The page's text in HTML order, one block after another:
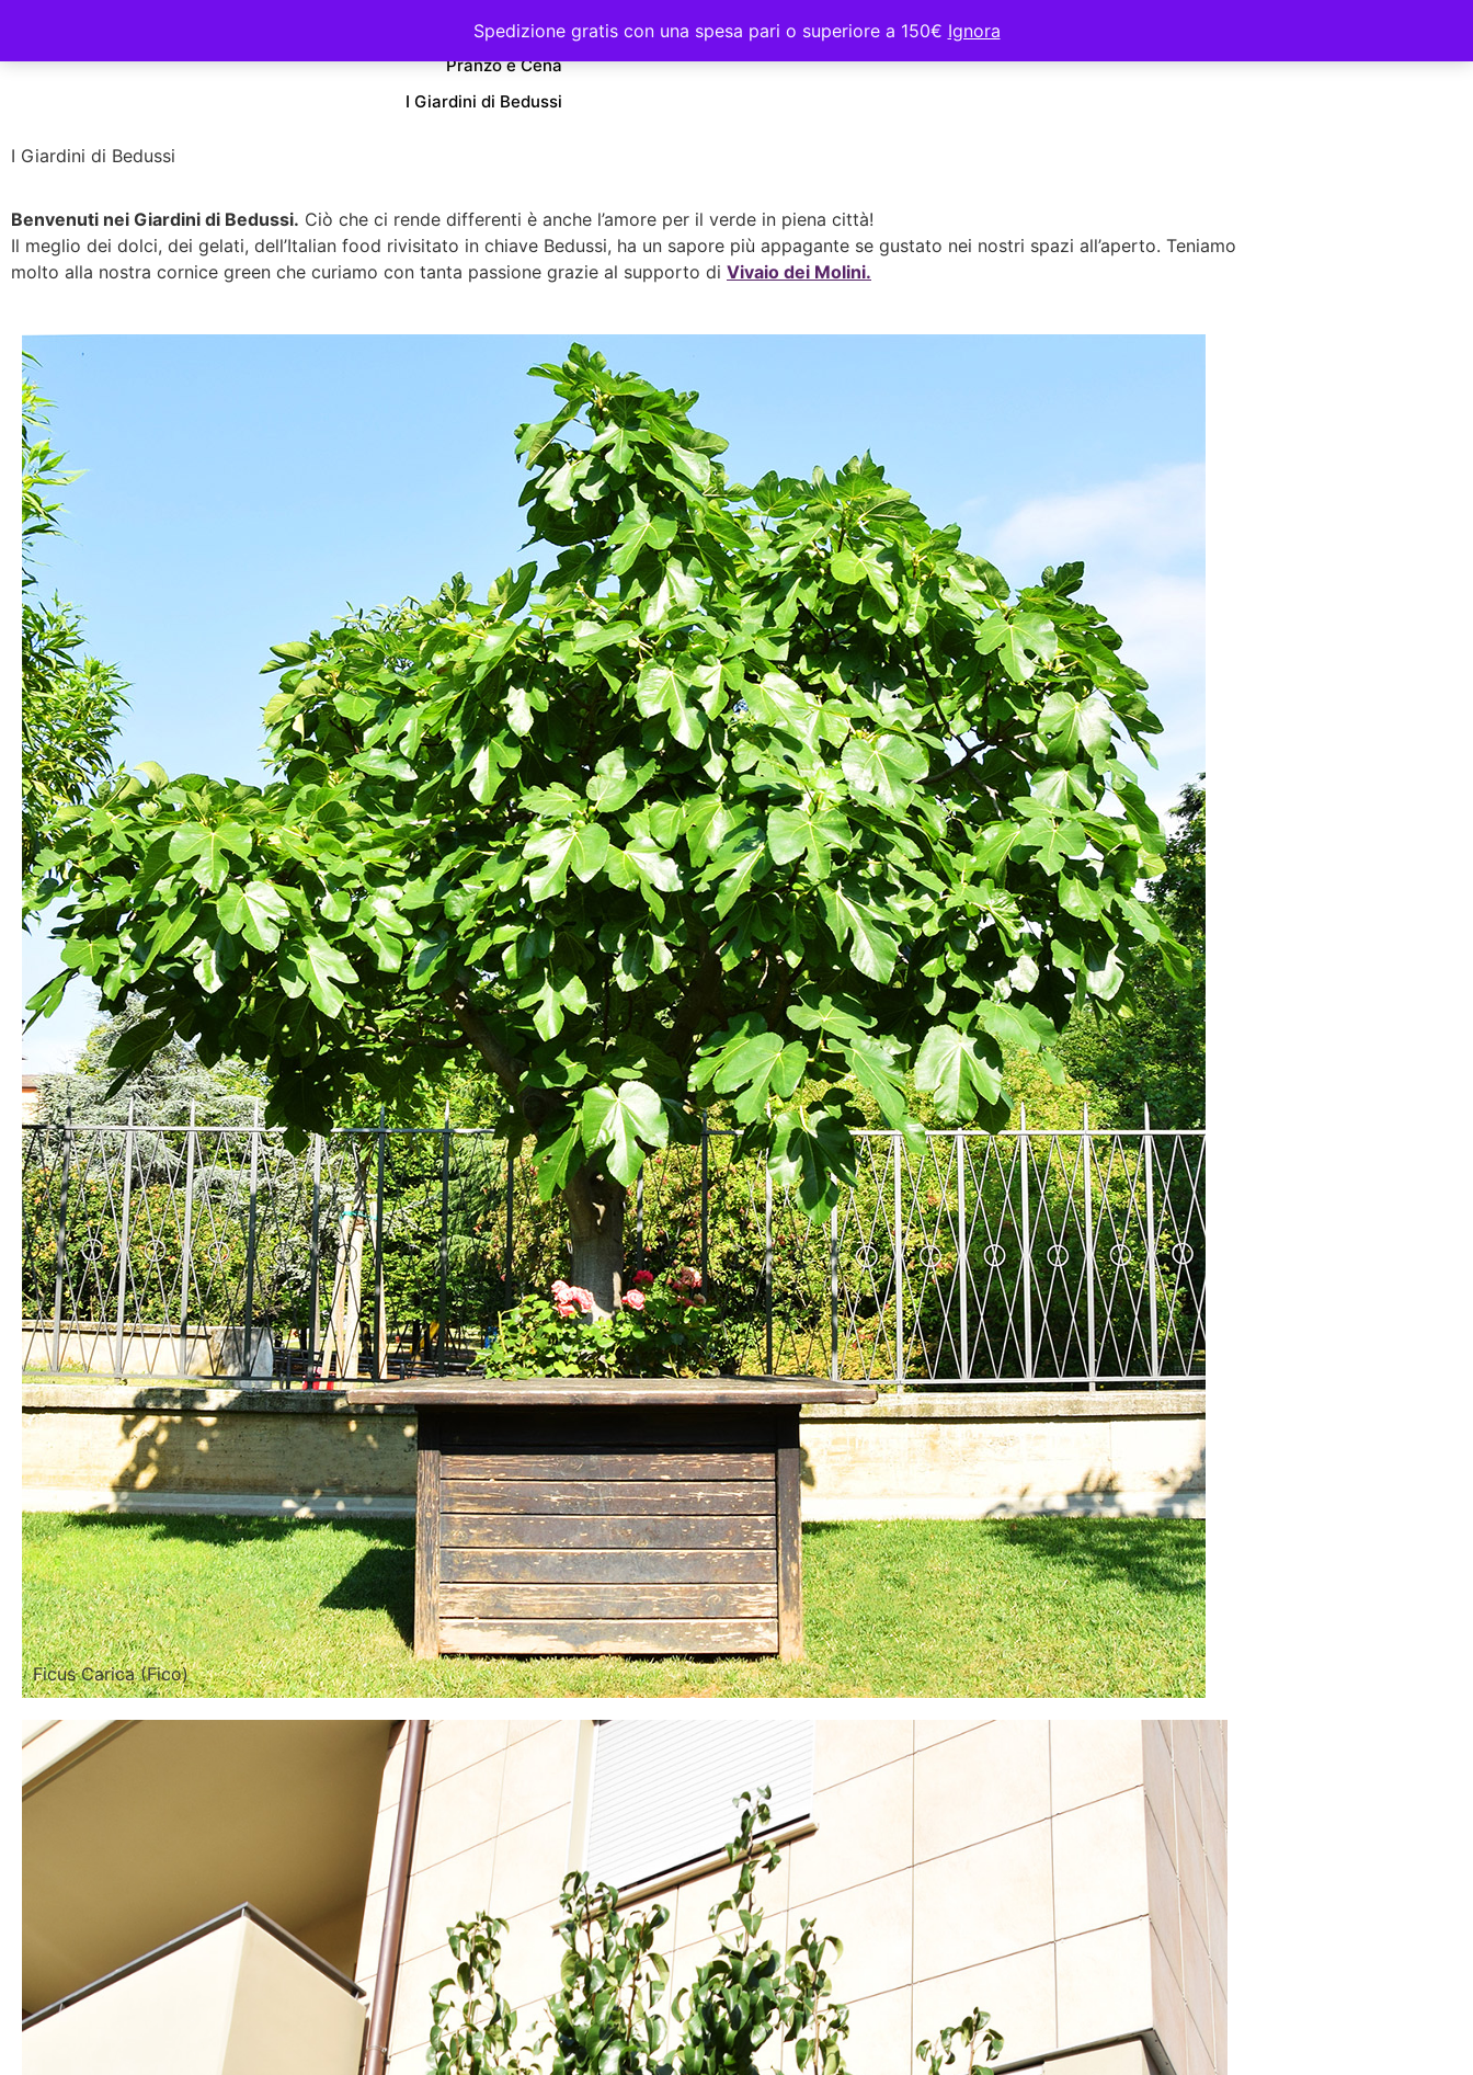
Spedizione gratis con una spesa pari o superiore a 150€ Ignora
Gelateria
Pranzo e Cena
I Giardini di Bedussi
SHOP 0
I Giardini di Bedussi
Benvenuti nei Giardini di Bedussi. Ciò che ci rende differenti è anche l’amore per il verde in piena città!
Il meglio dei dolci, dei gelati, dell’Italian food rivisitato in chiave Bedussi, ha un sapore più appagante se gustato nei nostri spazi all’aperto. Teniamo
molto alla nostra cornice green che curiamo con tanta passione grazie al supporto di Vivaio dei Molini.
Ficus Carica (Fico)